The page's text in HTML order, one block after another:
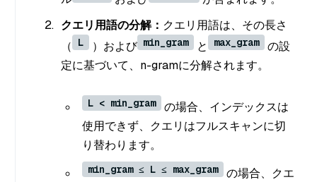
クエリ用語の分解： クエリ用語は、その長さ
（
L ）および min_gram と max_gram
の設
定に基づいて、 n-gramに分解されます。
L < min_gram
の場合、インデックスは
使用できず、クエリはフルスキャンに切
り替わります。
min_gram ≤ L ≤ max_gram
の場合、クエ